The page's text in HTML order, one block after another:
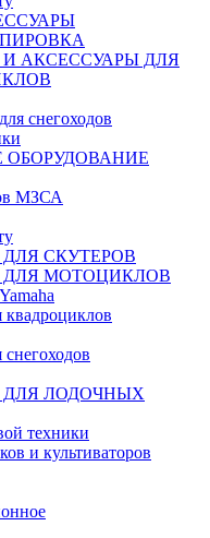
АКСЕССУАРЫ ДЛЯ
снегоходов
ОБОРУДОВАНИЕ
МЗСА
СКУТЕРОВ
ДЛЯ МОТОЦИКЛОВ
квадроциклов
снегоходов
ДЛЯ ЛОДОЧНЫХ
техники
и культиваторов